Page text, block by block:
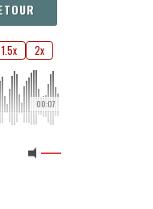
1.5x 2x
00:07